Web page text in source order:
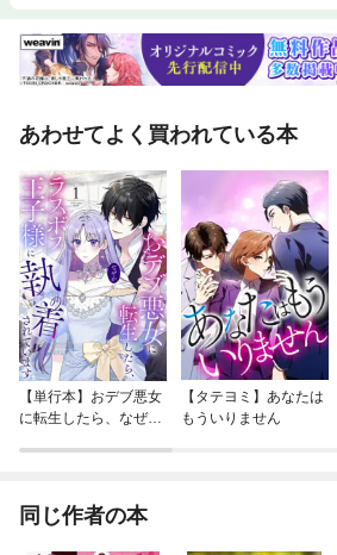
あわせてよく買われている本
【単行本】おデブ悪女
に転生したら、なぜか
【タテヨミ】あなたは
もういりません
同じ作者の本